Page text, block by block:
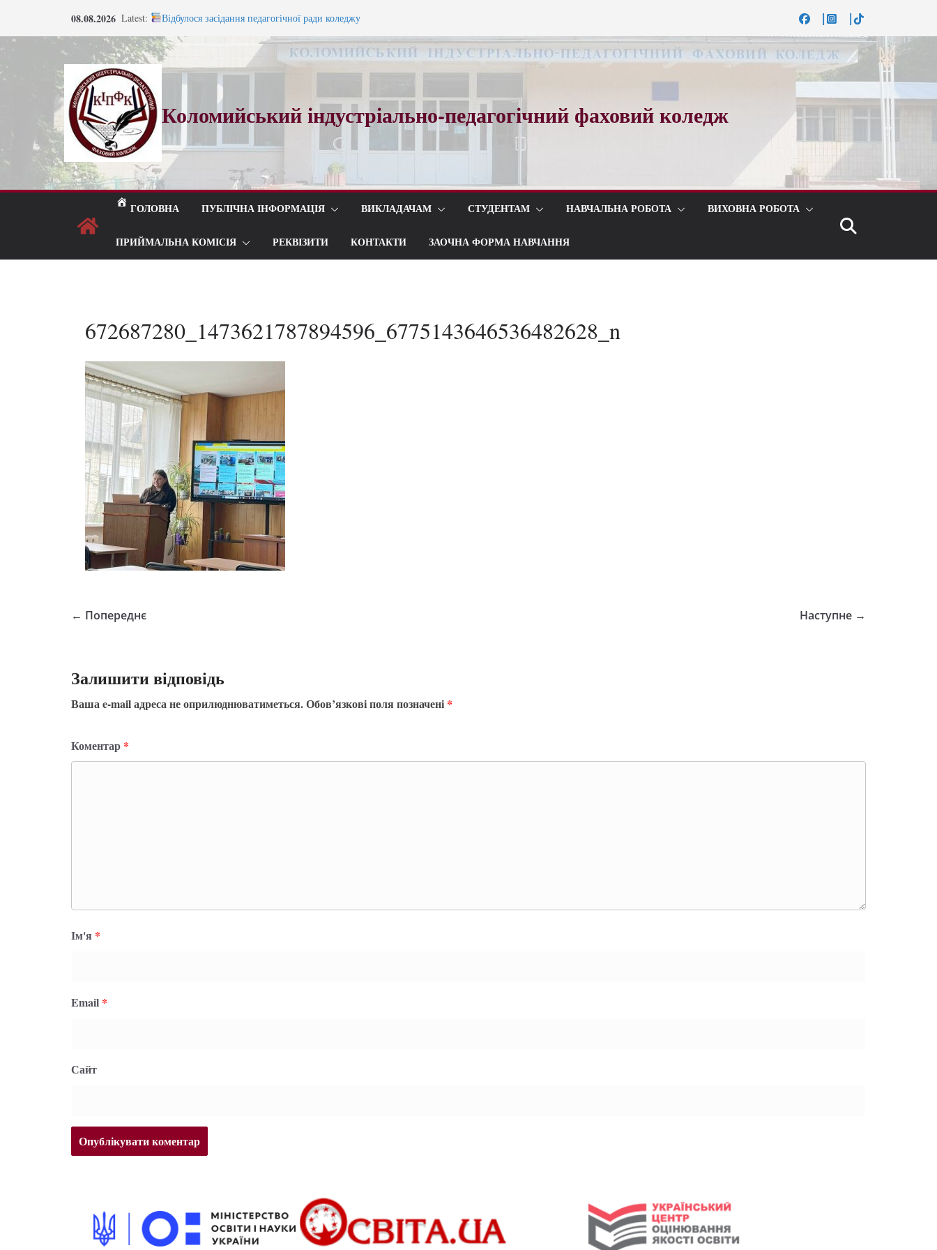
вмісту
08.08.2026 Latest:
Відбулося засідання педагогічної ради коледжу
Запрошуємо на навчання!
ВСТУП 2026
Під шелест лип і мелодію прощального вальсу…
Коломийський індустріально-педагогічний фаховий коледж
ГОЛОВНА ПУБЛІЧНА ІНФОРМАЦІЯ ВИКЛАДАЧАМ СТУДЕНТАМ НАВЧАЛЬНА РОБОТА ВИХОВНА РОБОТА
ПРИЙМАЛЬНА КОМІСІЯ РЕКВІЗИТИ КОНТАКТИ ЗАОЧНА ФОРМА НАВЧАННЯ
672687280_1473621787894596_6775143646536482628_n
← Попереднє Наступне →
Залишити відповідь
Ваша e-mail адреса не оприлюднюватиметься.Обов’язкові поля позначені *
Коментар *
Ім'я *
Email *
Сайт